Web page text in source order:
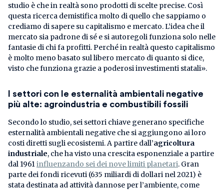
studio è che in realtà sono prodotti di scelte precise. Così
questa ricerca demistifica molto di quello che sappiamo o
crediamo di sapere su capitalismo e mercato. L’idea che il
mercato sia padrone di sé e si autoregoli funziona solo nelle
fantasie di chi fa profitti. Perché in realtà questo capitalismo
è molto meno basato sul libero mercato di quanto si dice,
visto che funziona grazie a poderosi investimenti statali».
I settori con le esternalità ambientali negative
più alte: agroindustria e combustibili fossili
Secondo lo studio, sei settori chiave generano specifiche
esternalità ambientali negative che si aggiungono ai loro
costi diretti sugli ecosistemi. A partire dall’agricoltura
industriale, che ha visto una crescita esponenziale a partire
dal 1961influenzando sei dei nove limiti planetari. Gran
parte dei fondi ricevuti (635 miliardi di dollari nel 2021) è
stata destinata ad attività dannose per l’ambiente, come